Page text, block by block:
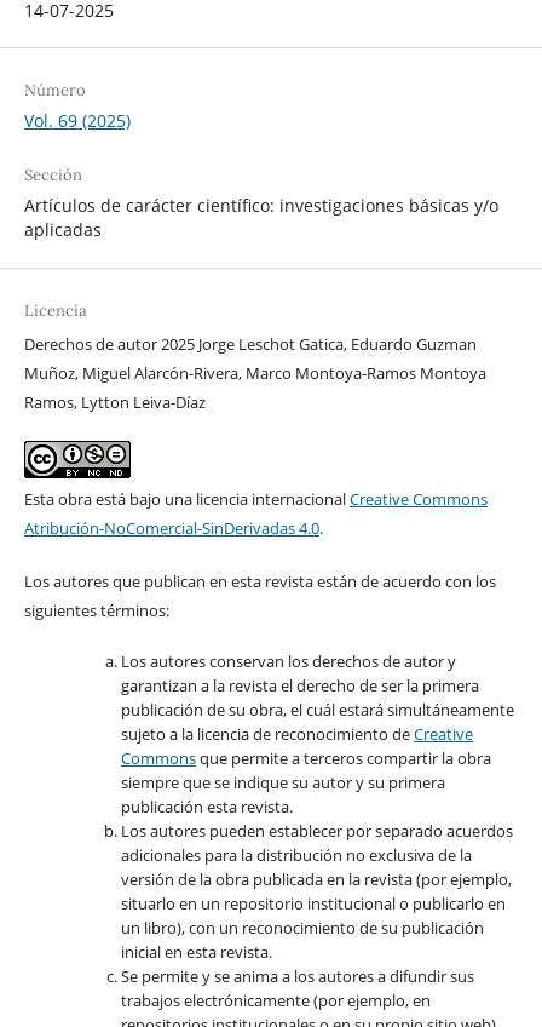
14-07-2025
Número
Vol. 69 (2025)
Sección
Artículos de carácter científico: investigaciones básicas y/o
aplicadas
Licencia
Derechos de autor 2025 Jorge Leschot Gatica, Eduardo Guzman
Muñoz, Miguel Alarcón-Rivera, Marco Montoya-Ramos Montoya
Ramos, Lytton Leiva-Díaz
Esta obra está bajo una licencia internacionalCreative Commons
Atribución-NoComercial-SinDerivadas 4.0.
Los autores que publican en esta revista están de acuerdo con los
siguientes términos:
Los autores conservan los derechos de autor y
garantizan a la revista el derecho de ser la primera
publicación de su obra, el cuál estará simultáneamente
sujeto a la licencia de reconocimiento deCreative
Commonsque permite a terceros compartir la obra
siempre que se indique su autor y su primera
publicación esta revista.
Los autores pueden establecer por separado acuerdos
adicionales para la distribución no exclusiva de la
versión de la obra publicada en la revista (por ejemplo,
situarlo en un repositorio institucional o publicarlo en
un libro), con un reconocimiento de su publicación
inicial en esta revista.
Se permite y se anima a los autores a difundir sus
trabajos electrónicamente (por ejemplo, en